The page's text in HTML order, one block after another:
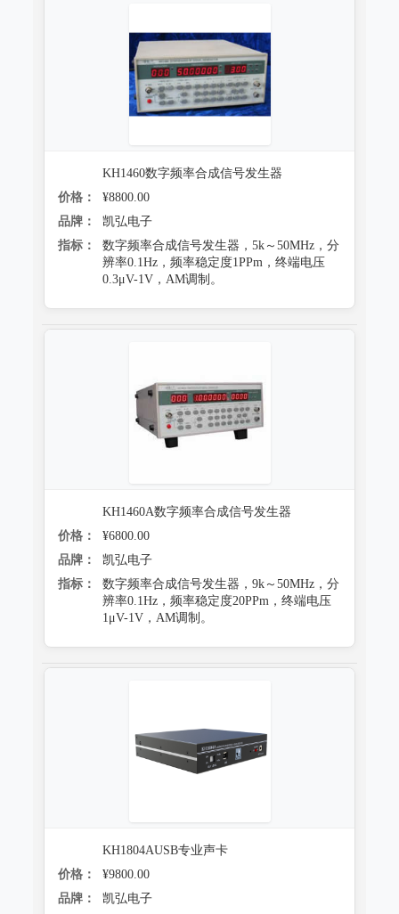
KH1460数字频率合成信号发生器
价格：
¥8800.00
品牌：
凯弘电子
指标：
数字频率合成信号发生器，5k～50MHz，分
辨率0.1Hz，频率稳定度1PPm，终端电压
0.3μV-1V，AM调制。
KH1460A数字频率合成信号发生器
价格：
¥6800.00
品牌：
凯弘电子
指标：
数字频率合成信号发生器，9k～50MHz，分
辨率0.1Hz，频率稳定度20PPm，终端电压
1μV-1V，AM调制。
KH1804AUSB专业声卡
价格：
¥9800.00
品牌：
凯弘电子